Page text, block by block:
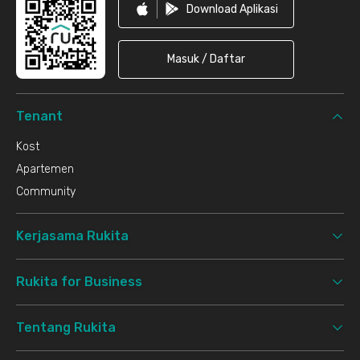
Download Aplikasi
Masuk / Daftar
Tenant
Kost
Apartemen
Community
Kerjasama Rukita
Rukita for Business
Tentang Rukita